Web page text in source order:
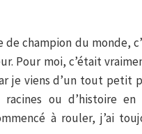
champion du monde,
Pour moi, c’était
je viens d’un tout petit
ou d’histoire en
à rouler, j’ai